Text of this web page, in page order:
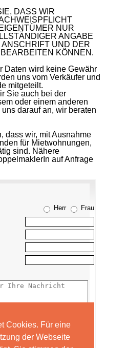
Cookies. Für eine
der Webseite
DASS WIR
NUR
ANGABE
UND DER
KÖNNEN.
Daten wird keine Gewähr
uns vom Verkäufer und
mitgeteilt.
Sie auch bei der
oder einem anderen
darauf an, wir beraten
dass wir, mit Ausnahme
für Mietwohnungen,
sind. Nähere
auf Anfrage
Herr
Frau